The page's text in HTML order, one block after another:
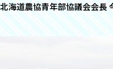
北海道農協青年部協議会会